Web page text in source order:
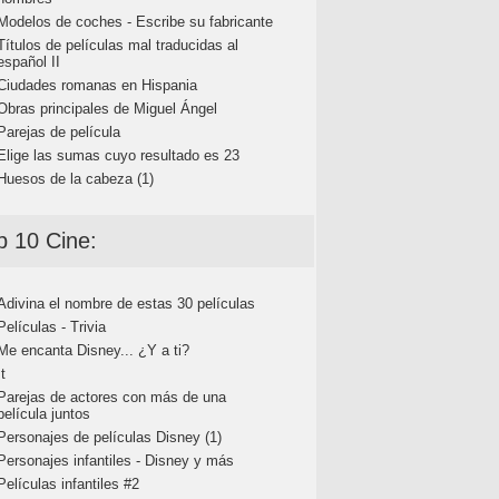
de coches - Escribe su fabricante
de películas mal traducidas al
II
romanas en Hispania
principales de Miguel Ángel
de película
las sumas cuyo resultado es 23
de la cabeza (1)
10 Cine:
el nombre de estas 30 películas
- Trivia
encanta Disney... ¿Y a ti?
de actores con más de una
juntos
de películas Disney (1)
infantiles - Disney y más
infantiles #2